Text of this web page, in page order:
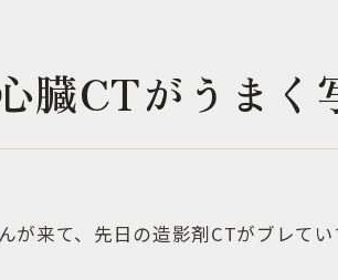
臓CTがうまく
が来て、先日の造影剤CTがブレて